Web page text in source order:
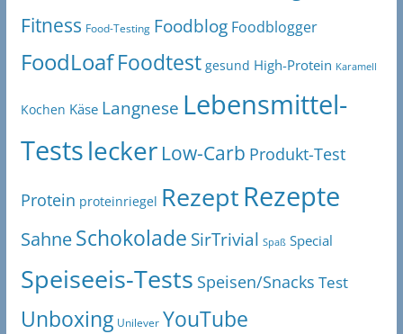
Fitness Food-Testing Foodblog Foodblogger
FoodLoaf Foodtest gesund High-Protein Karamell
Kochen Käse Langnese Lebensmittel-
Testslecker Low-Carb Produkt-Test
Protein proteinriegel RezeptRezepte
SahneSchokolade SirTrivial Spaß Special
Speiseeis-Tests Speisen/Snacks Test
Unboxing Unilever YouTube